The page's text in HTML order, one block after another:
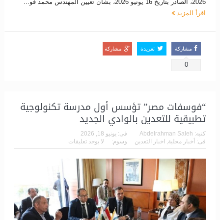
2026، الصادر بتاريخ 16 يونيو 2026، بشأن تعيين المهندس محمد فو...
اقرأ المزيد
مشاركة
0
تغريدة مشاركة
“فوسفات مصر” تؤسس أول مدرسة تكنولوجية
تطبيقية للتعدين بالوادي الجديد
كتبه: Abdelrahman Saleh فى: يونيو 18, 2026
فى: أخبار محلية, اخبار التعدين وسوم: لا يوجد تعليقات